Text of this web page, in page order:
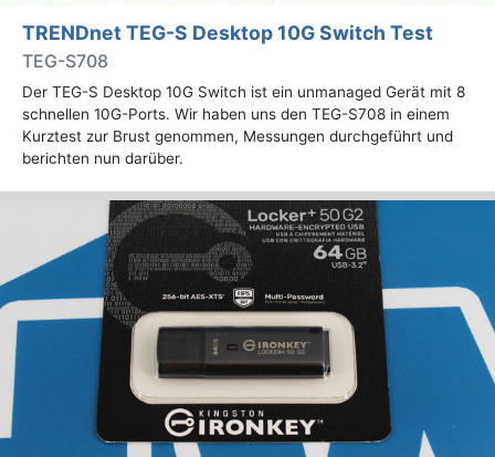
TRENDnet TEG-S Desktop 10G Switch Test
TEG-S708
Der TEG-S Desktop 10G Switch ist ein unmanaged Gerät mit 8
schnellen 10G-Ports. Wir haben uns den TEG-S708 in einem
Kurztest zur Brust genommen, Messungen durchgeführt und
berichten nun darüber.